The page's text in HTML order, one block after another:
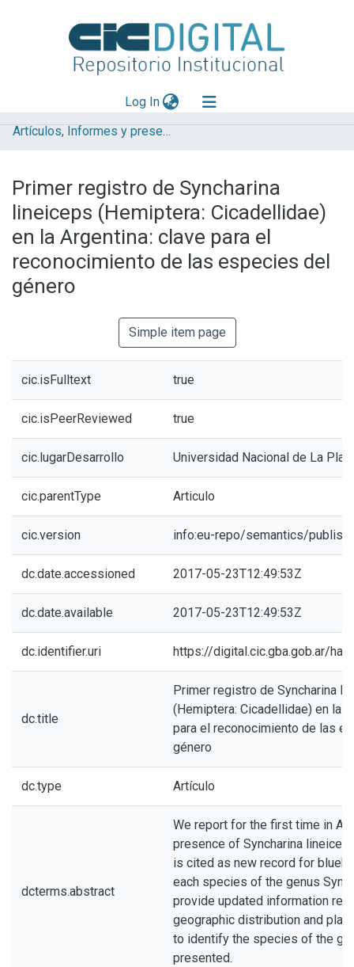
Log In(current)
Explorar
Aportar material
Statistics
Artículos, Informes y presentaciones en Congresos (UNLP)
Primer registro de Syncharina
lineiceps (Hemiptera: Cicadellidae)
en la Argentina: clave para el
reconocimiento de las especies del
género
Simple item page
cic.isFulltext true
cic.isPeerReviewed true
cic.lugarDesarrollo Universidad Nacional de La Plata
cic.parentType Articulo
cic.version info:eu-repo/semantics/
dc.date.accessioned 2017-05-23T12:49:53Z
dc.date.available 2017-05-23T12:49:53Z
dc.identifier.uri https://digital.cic.gba.gob.ar/
dc.title
Primer registro de Syncharina
(Hemiptera: Cicadellidae) en la
para el reconocimiento de las
género
dc.type Artículo
dcterms.abstract
We report for the first time in
presence of Syncharina
is cited as new record for
each species of the genus
provide updated information
geographic distribution and
to identify the species of the
presented.